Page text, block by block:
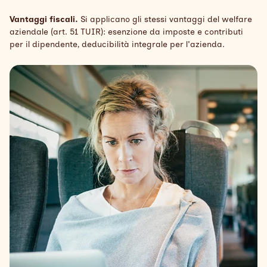
Vantaggi fiscali. Si applicano gli stessi vantaggi del welfare
aziendale (art. 51 TUIR): esenzione da imposte e contributi
per il dipendente, deducibilità integrale per l'azienda.